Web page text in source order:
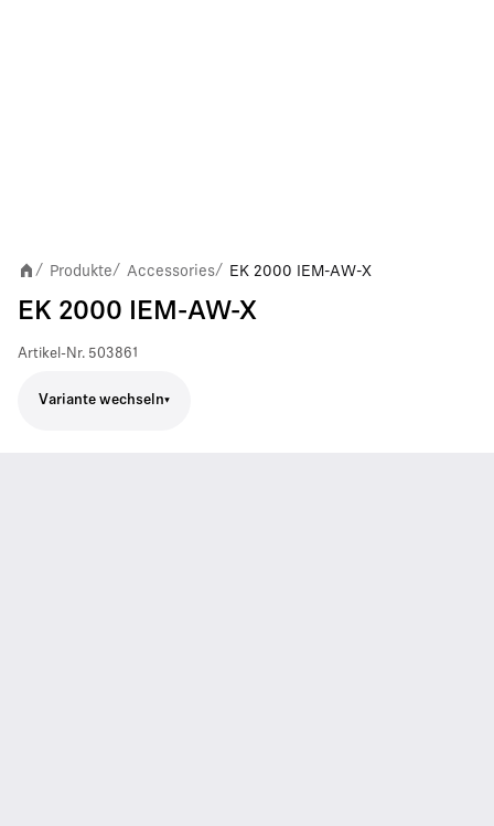
/ Produkte/ Accessories/ EK 2000 IEM-AW-X
EK 2000 IEM-AW-X
Artikel-Nr. 503861
Variante wechseln